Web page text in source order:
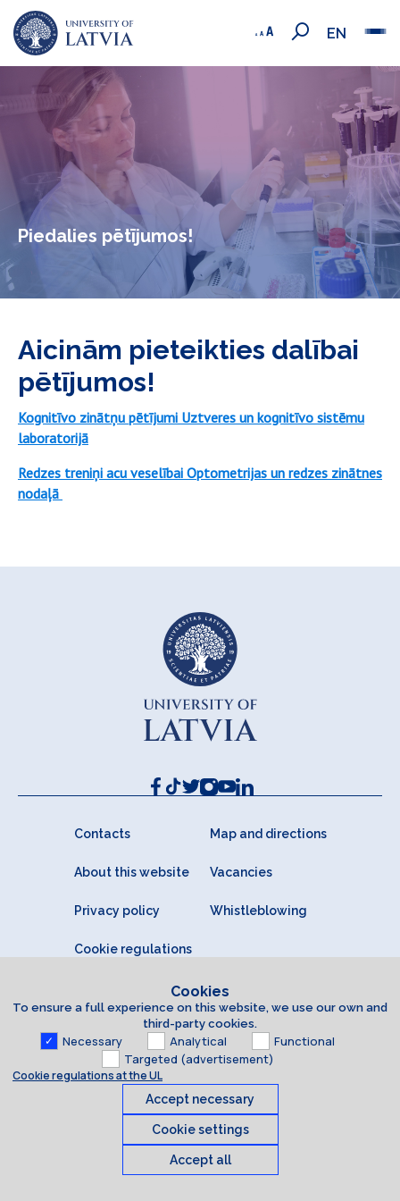
EN
Piedalies pētījumos!
Aicinām pieteikties dalībai
pētījumos!
Kognitīvo zinātņu pētījumi Uztveres un kognitīvo sistēmu
laboratorijā
Redzes treniņi acu veselībai Optometrijas un redzes zinātnes
nodaļā
Contacts Map and directions
About this website Vacancies
Privacy policy Whistleblowing
Cookie regulations
© 2026 University of Latvia. All rights reserved.
Cookies
To ensure a full experience on this website, we use our own and
third-party cookies.
Necessary Analytical
Functional
Targeted (advertisement)
Cookie regulations at the UL
Accept necessary
Cookie settings
Accept all